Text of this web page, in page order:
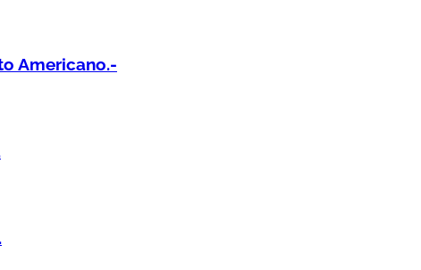
Americano.-